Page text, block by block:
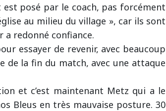
posé par le coach, pas forcément
au milieu du village », car ils sont
a redonné confiance.
essayer de revenir, avec beaucoup
de la fin du match, avec une attaque
et c’est maintenant Metz qui a le
Bleus en très mauvaise posture. 30